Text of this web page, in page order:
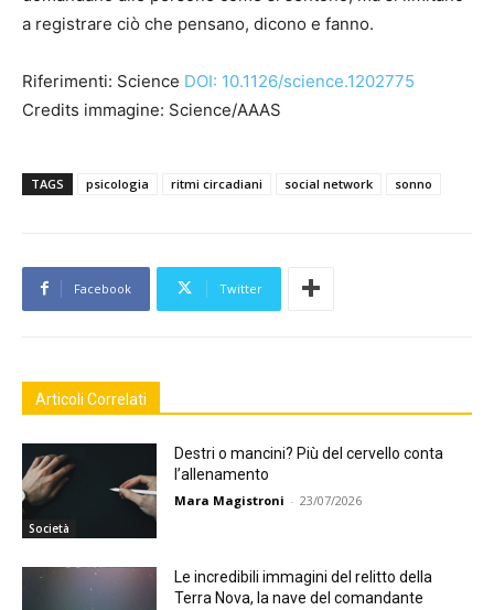
a registrare ciò che pensano, dicono e fanno.
Riferimenti: Science DOI: 10.1126/science.1202775
Credits immagine: Science/AAAS
TAGS psicologia ritmi circadiani social network sonno
Facebook Twitter
Articoli Correlati
Società
Destri o mancini? Più del cervello conta
l’allenamento
Mara Magistroni - 23/07/2026
Le incredibili immagini del relitto della
Terra Nova, la nave del comandante